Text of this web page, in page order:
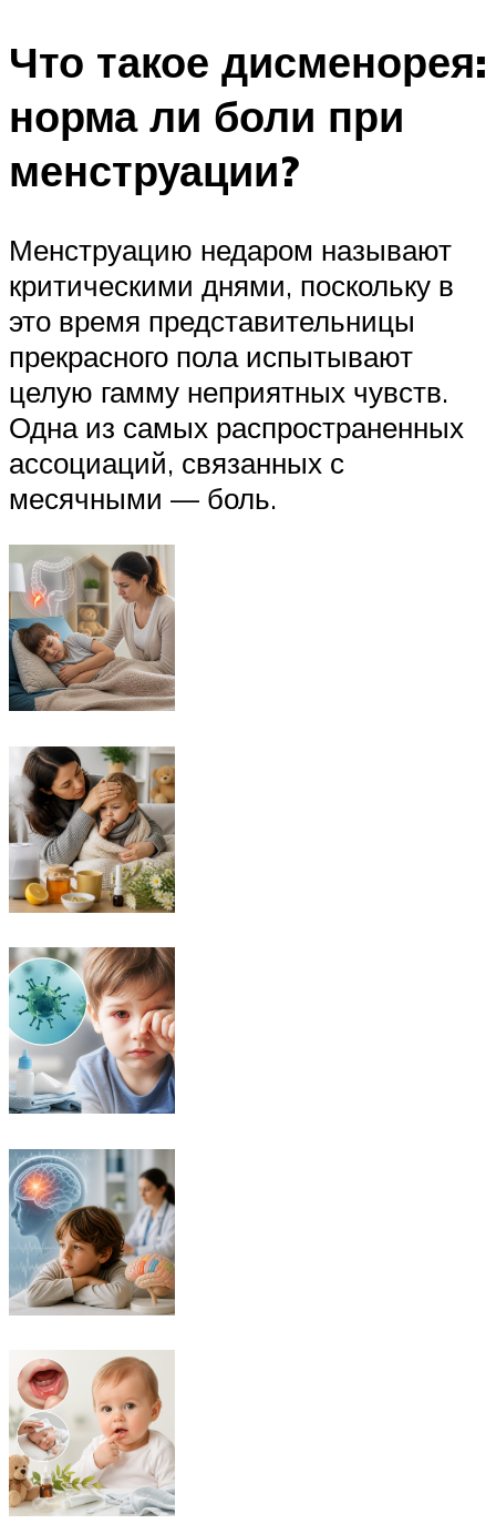
Что такое дисменорея:
норма ли боли при
менструации?
Менструацию недаром называют
критическими днями, поскольку в
это время представительницы
прекрасного пола испытывают
целую гамму неприятных чувств.
Одна из самых распространенных
ассоциаций, связанных с
месячными — боль.